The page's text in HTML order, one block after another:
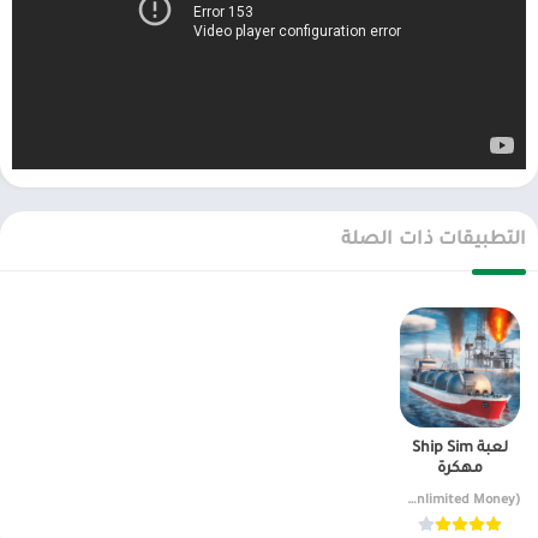
التطبيقات ذات الصلة
لعبة Ship Sim
مهكرة
v2.2.2 (Unlimited Money)